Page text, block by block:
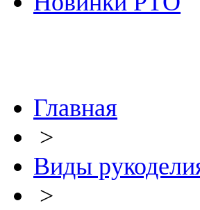
Главная
>
Виды
>